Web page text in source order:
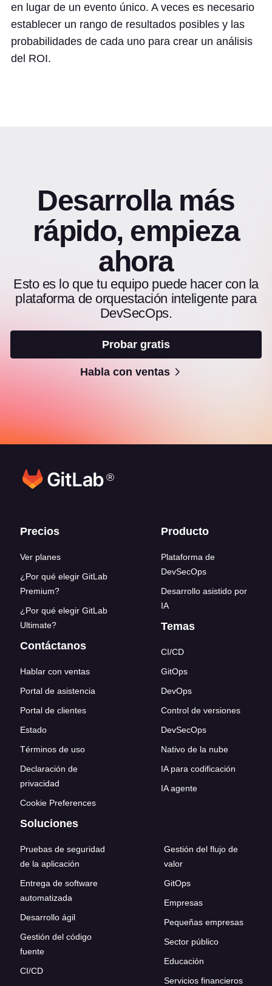
en lugar de un evento único. A veces es necesario
establecer un rango de resultados posibles y las
probabilidades de cada uno para crear un análisis
del ROI.
Desarrolla más
rápido, empieza
ahora
Esto es lo que tu equipo puede hacer con la
plataforma de orquestación inteligente para
DevSecOps.
Probar gratis
Habla con ventas
®
Enlaces del pie de página
Precios
Ver planes
¿Por qué elegir GitLab
Premium?
¿Por qué elegir GitLab
Ultimate?
Contáctanos
Hablar con ventas
Portal de asistencia
Portal de clientes
Estado
Términos de uso
Declaración de
privacidad
Cookie Preferences
Producto
Plataforma de
DevSecOps
Desarrollo asistido por
IA
Temas
CI/CD
GitOps
DevOps
Control de versiones
DevSecOps
Nativo de la nube
IA para codificación
IA agente
Soluciones
Pruebas de seguridad
de la aplicación
Entrega de software
automatizada
Desarrollo ágil
Gestión del código
fuente
CI/CD
Gestión del flujo de
valor
GitOps
Empresas
Pequeñas empresas
Sector público
Educación
Servicios financieros